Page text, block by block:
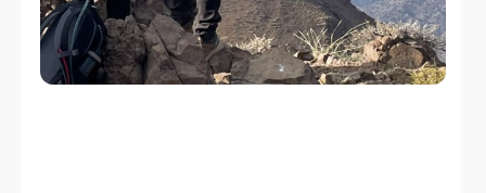
30/12/23
Hernán Felipe Núñez Cristi
Eduardo Muñoz
06/12/23
Sebastián Ruiz-Tagle